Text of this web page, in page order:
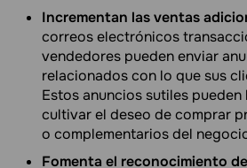
Incrementan las ventas
correos electrónicos
vendedores pueden enviar
relacionados con lo que sus
Estos anuncios sutiles pueden
cultivar el deseo de comprar
o complementarios del
Fomenta el reconocimiento